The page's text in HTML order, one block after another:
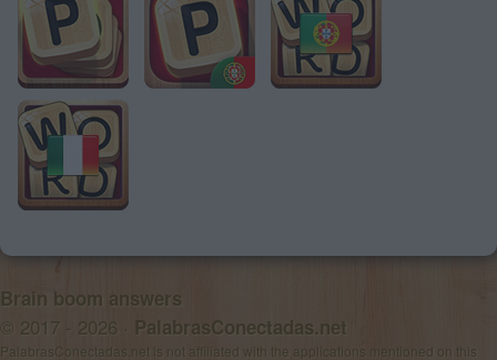
Brain boom answers
© 2017 - 2026 · PalabrasConectadas.net
PalabrasConectadas.net is not affiliated with the applications mentioned on this